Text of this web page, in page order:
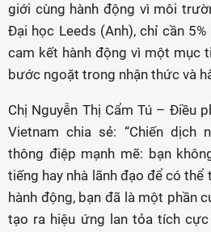
giới cùng hành động vì môi
Đại học Leeds (Anh), chỉ cần
cam kết hành động vì một mục
bước ngoặt trong nhận thức và
Chị Nguyễn Thị Cẩm Tú – Điều
Vietnam chia sẻ: “Chiến dịch
thông điệp mạnh mẽ: bạn
tiếng hay nhà lãnh đạo để có
hành động, bạn đã là một phần
tạo ra hiệu ứng lan tỏa tích